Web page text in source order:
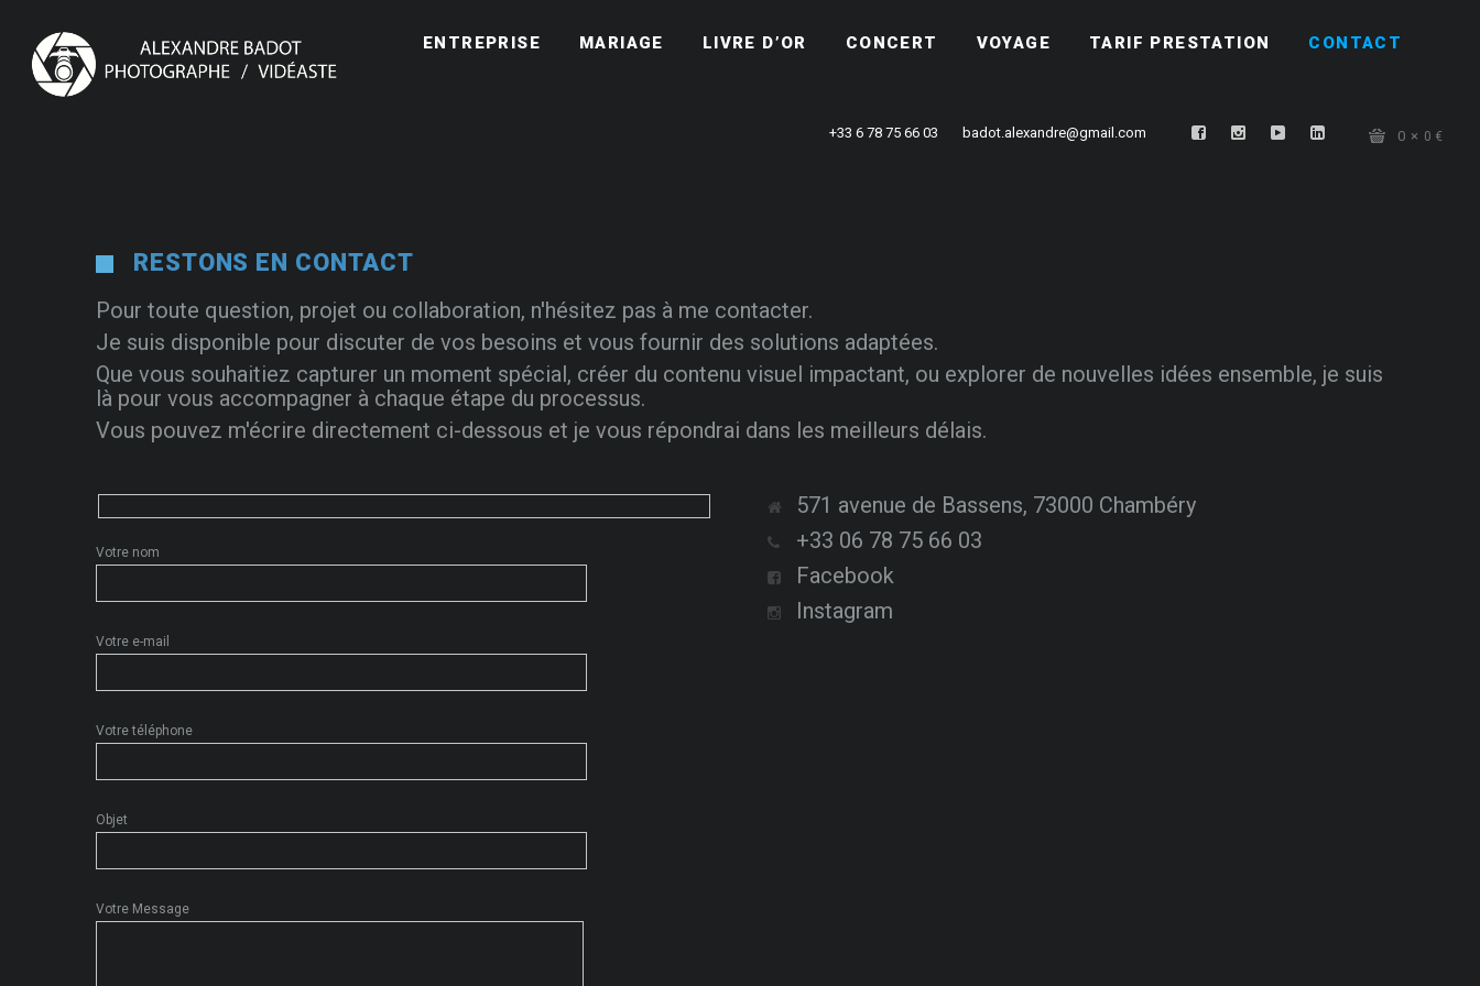
ENTREPRISE MARIAGE LIVRE D’OR CONCERT VOYAGE TARIF PRESTATION CONTACT
0 0 €
badot.alexandre@gmail.com
+33 6 78 75 66 03
RESTONS EN CONTACT
Pour toute question, projet ou collaboration, n'hésitez pas à me contacter.
Je suis disponible pour discuter de vos besoins et vous fournir des solutions adaptées.
Que vous souhaitiez capturer un moment spécial, créer du contenu visuel impactant, ou explorer de nouvelles idées ensemble, je suis
là pour vous accompagner à chaque étape du processus.
Vous pouvez m'écrire directement ci-dessous et je vous répondrai dans les meilleurs délais.
Votre nom
Votre e-mail
Votre téléphone
Objet
Votre Message
571 avenue de Bassens, 73000 Chambéry
+33 06 78 75 66 03
Facebook
Instagram